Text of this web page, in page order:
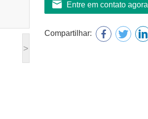
>
Entre em contato agora
Compartilhar: